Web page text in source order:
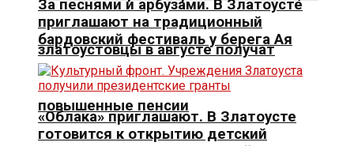
златоустовцы в августе получат
повышенные пенсии
За песнями и арбузами. В Златоусте
приглашают на традиционный
бардовский фестиваль у берега Ая
«Облака» приглашают. В Златоусте
готовится к открытию детский